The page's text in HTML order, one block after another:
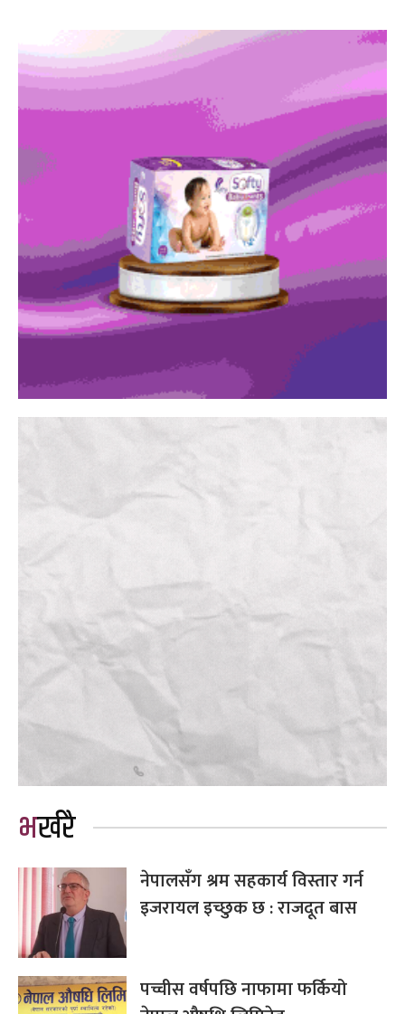
भर्खरै
नेपालसँग श्रम सहकार्य विस्तार गर्न
इजरायल इच्छुक छ : राजदूत बास
पच्चीस वर्षपछि नाफामा फर्कियो